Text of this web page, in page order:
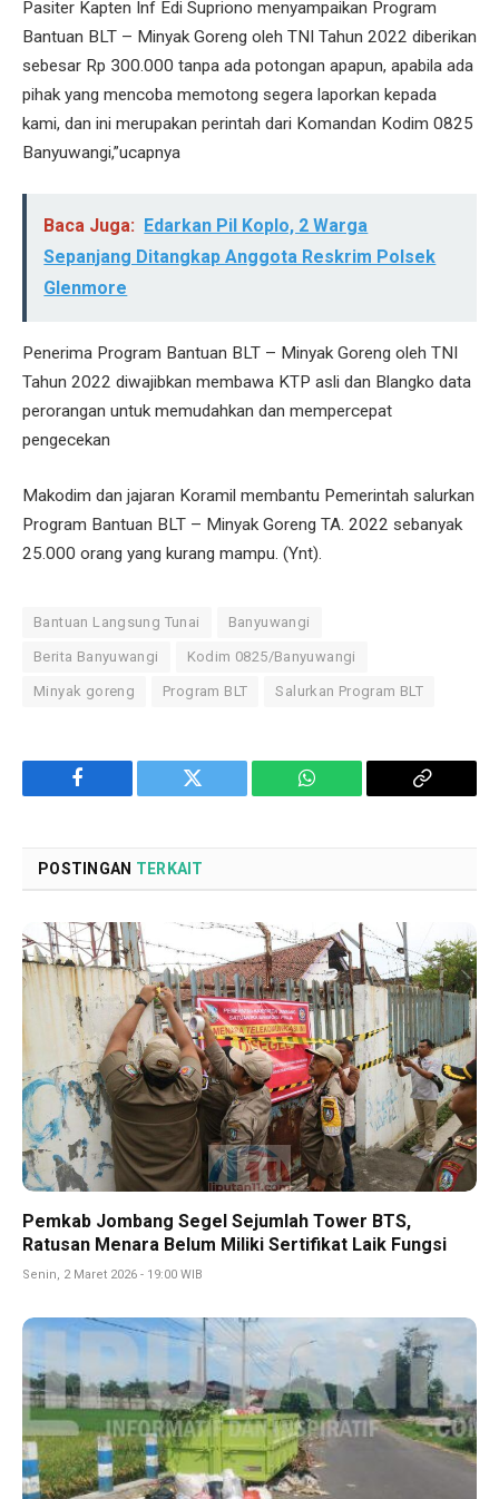
Pasiter Kapten Inf Edi Supriono menyampaikan Program
Bantuan BLT – Minyak Goreng oleh TNI Tahun 2022 diberikan
sebesar Rp 300.000 tanpa ada potongan apapun, apabila ada
pihak yang mencoba memotong segera laporkan kepada
kami, dan ini merupakan perintah dari Komandan Kodim 0825
Banyuwangi,”ucapnya
Baca Juga:
Edarkan Pil Koplo, 2 Warga
Sepanjang Ditangkap Anggota Reskrim Polsek
Glenmore
Penerima Program Bantuan BLT – Minyak Goreng oleh TNI
Tahun 2022 diwajibkan membawa KTP asli dan Blangko data
perorangan untuk memudahkan dan mempercepat
pengecekan
Makodim dan jajaran Koramil membantu Pemerintah salurkan
Program Bantuan BLT – Minyak Goreng TA. 2022 sebanyak
25.000 orang yang kurang mampu. (Ynt).
Bantuan Langsung Tunai Banyuwangi
Berita Banyuwangi Kodim 0825/Banyuwangi
Minyak goreng Program BLT Salurkan Program BLT
Facebook Twitter WhatsApp
Copy
POSTINGAN TERKAIT
Pemkab Jombang Segel Sejumlah Tower BTS,
Ratusan Menara Belum Miliki Sertifikat Laik Fungsi
Senin, 2 Maret 2026 - 19:00 WIB